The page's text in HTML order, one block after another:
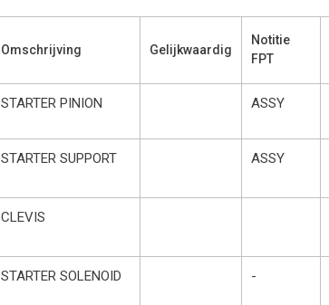
Omschrijving Gelijkwaardig
Notitie
FPT
STARTER PINION ASSY
STARTER SUPPORT ASSY
CLEVIS
STARTER SOLENOID -